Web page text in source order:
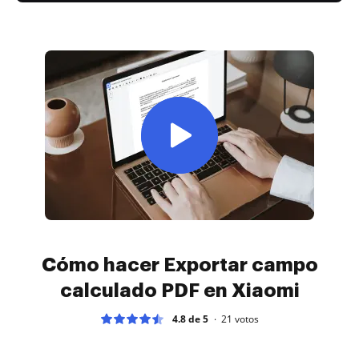
Cómo hacer Exportar campo
calculado PDF en Xiaomi
4.8 de 5 21 votos